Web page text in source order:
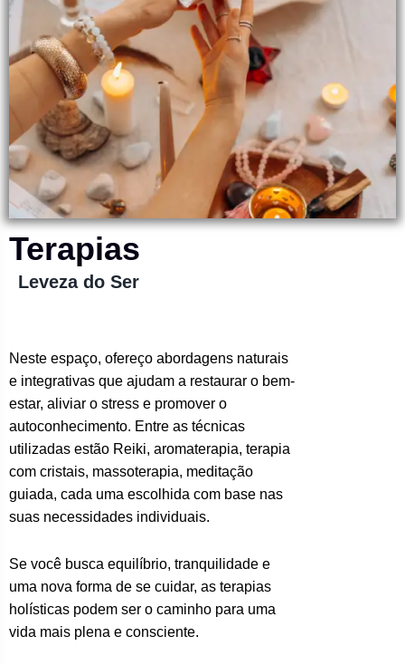
Terapias
Leveza do Ser
Neste espaço, ofereço abordagens naturais
e integrativas que ajudam a restaurar o bem-
estar, aliviar o stress e promover o
autoconhecimento. Entre as técnicas
utilizadas estão Reiki, aromaterapia, terapia
com cristais, massoterapia, meditação
guiada, cada uma escolhida com base nas
suas necessidades individuais.
Se você busca equilíbrio, tranquilidade e
uma nova forma de se cuidar, as terapias
holísticas podem ser o caminho para uma
vida mais plena e consciente.